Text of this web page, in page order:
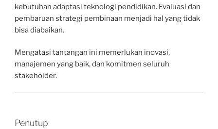
kebutuhan adaptasi teknologi pendidikan. Evaluasi dan
pembaruan strategi pembinaan menjadi hal yang tidak
bisa diabaikan.
Mengatasi tantangan ini memerlukan inovasi,
manajemen yang baik, dan komitmen seluruh
stakeholder.
Penutup